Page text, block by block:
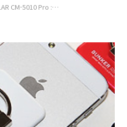
CM-5010 Pro :
board.php?
트 제품 : PILLAR CM-1010 Pro ,